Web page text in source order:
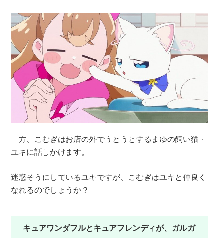
一方、こむぎはお店の外でうとうとするまゆの飼い猫・
ユキに話しかけます。
迷惑そうにしているユキですが、こむぎはユキと仲良く
なれるのでしょうか？
キュアワンダフルとキュアフレンディが、ガルガ